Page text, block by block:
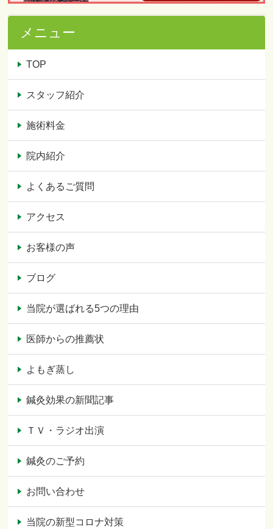
メニュー
TOP
スタッフ紹介
施術料金
院内紹介
よくあるご質問
アクセス
お客様の声
ブログ
当院が選ばれる5つの理由
医師からの推薦状
よもぎ蒸し
鍼灸効果の新聞記事
ＴＶ・ラジオ出演
鍼灸のご予約
お問い合わせ
当院の新型コロナ対策